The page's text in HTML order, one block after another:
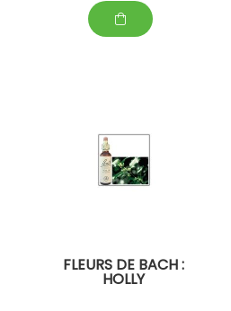
FLEURS DE BACH :
HOLLY